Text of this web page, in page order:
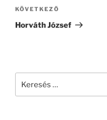
Következő
bejegyzés
KÖVETKEZŐ
Horváth József